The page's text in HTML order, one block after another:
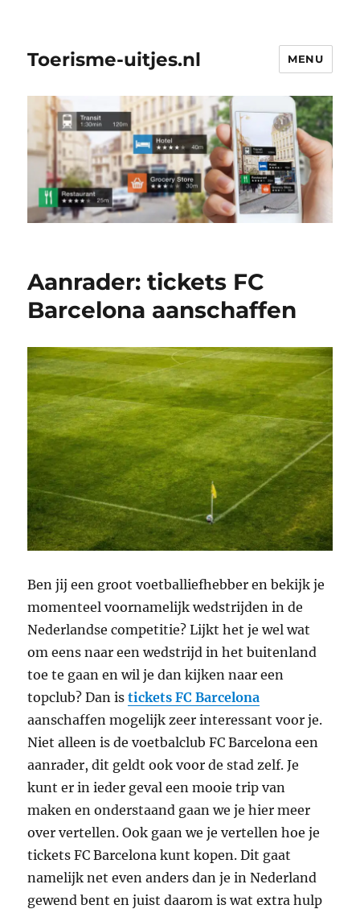
Toerisme-uitjes.nl MENU
Aanrader: tickets FC
Barcelona aanschaffen
Ben jij een groot voetballiefhebber en bekijk je
momenteel voornamelijk wedstrijden in de
Nederlandse competitie? Lijkt het je wel wat
om eens naar een wedstrijd in het buitenland
toe te gaan en wil je dan kijken naar een
topclub? Dan istickets FC Barcelona
aanschaffen mogelijk zeer interessant voor je.
Niet alleen is de voetbalclub FC Barcelona een
aanrader, dit geldt ook voor de stad zelf. Je
kunt er in ieder geval een mooie trip van
maken en onderstaand gaan we je hier meer
over vertellen. Ook gaan we je vertellen hoe je
tickets FC Barcelona kunt kopen. Dit gaat
namelijk net even anders dan je in Nederland
gewend bent en juist daarom is wat extra hulp